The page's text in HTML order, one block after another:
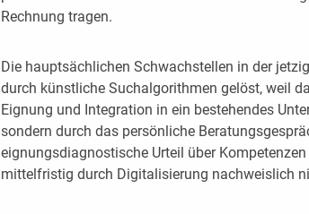
Rechnung tragen.
Die hauptsächlichen Schwachstellen in der
durch künstliche Suchalgorithmen gelöst, weil
Eignung und Integration in ein bestehendes
sondern durch das persönliche
eignungsdiagnostische Urteil über
mittelfristig durch Digitalisierung nachweislich